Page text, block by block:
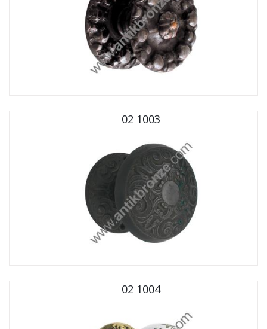
02 1003
02 1004